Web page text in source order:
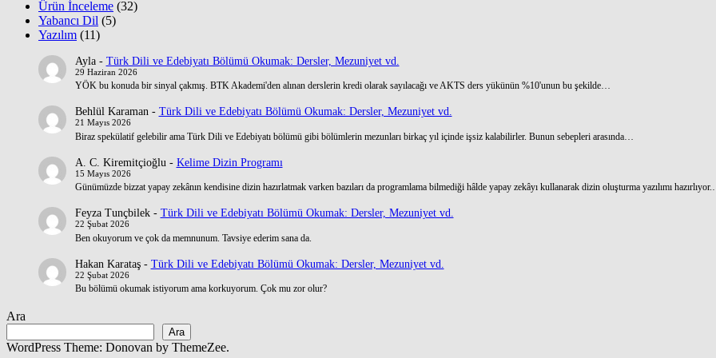
Ürün İnceleme (32)
Yabancı Dil (5)
Yazılım (11)
Ayla- Türk Dili ve Edebiyatı Bölümü Okumak: Dersler, Mezuniyet vd.
29 Haziran 2026
YÖK bu konuda bir sinyal çakmış. BTK Akademi'den alınan derslerin kredi olarak sayılacağı ve AKTS ders yükünün %10'unun bu şekilde…
Behlül Karaman- Türk Dili ve Edebiyatı Bölümü Okumak: Dersler, Mezuniyet vd.
21 Mayıs 2026
Biraz spekülatif gelebilir ama Türk Dili ve Edebiyatı bölümü gibi bölümlerin mezunları birkaç yıl içinde işsiz kalabilirler. Bunun sebepleri arasında…
A. C. Kiremitçioğlu - Kelime Dizin Programı
15 Mayıs 2026
Günümüzde bizzat yapay zekânın kendisine dizin hazırlatmak varken bazıları da programlama bilmediği hâlde yapay zekâyı kullanarak dizin oluşturma yazılımı
Feyza Tunçbilek- Türk Dili ve Edebiyatı Bölümü Okumak: Dersler, Mezuniyet vd.
22 Şubat 2026
Ben okuyorum ve çok da memnunum. Tavsiye ederim sana da.
Hakan Karataş- Türk Dili ve Edebiyatı Bölümü Okumak: Dersler, Mezuniyet vd.
22 Şubat 2026
Bu bölümü okumak istiyorum ama korkuyorum. Çok mu zor olur?
Ara
Ara
WordPress Theme: Donovan by ThemeZee.